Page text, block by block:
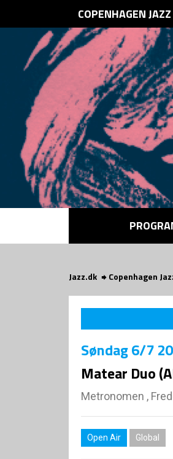
COPENHAGEN
Jazz.dk Copenhagen
Søndag6/7
Matear Duo
Metronomen ,
Open Air Global